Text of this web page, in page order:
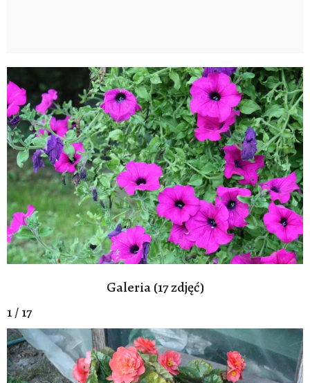
Galeria (17 zdjęć)
1 / 17